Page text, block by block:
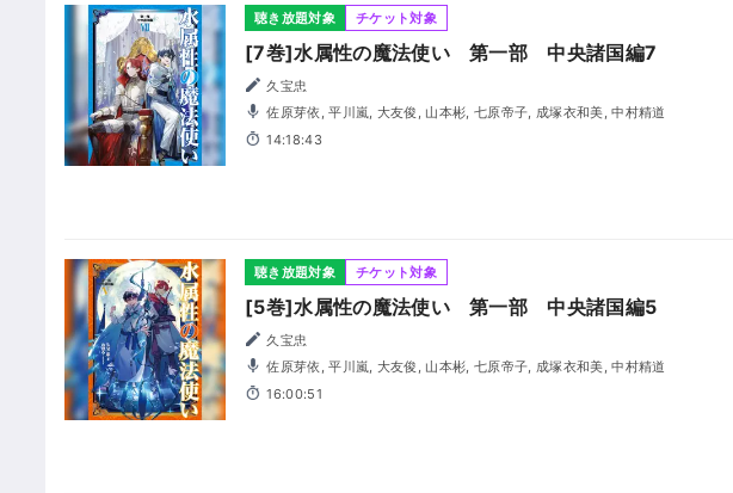
聴き放題対象 チケット対象
[7巻]水属性の魔法使い 第一部 中央諸国編7
久宝忠
佐原芽依, 平川嵐, 大友俊, 山本彬, 七原帝子, 成塚衣和美, 中村精道
14:18:43
聴き放題対象 チケット対象
[5巻]水属性の魔法使い 第一部 中央諸国編5
久宝忠
佐原芽依, 平川嵐, 大友俊, 山本彬, 七原帝子, 成塚衣和美, 中村精道
16:00:51